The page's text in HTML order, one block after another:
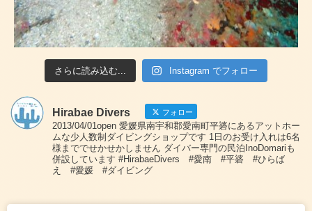
さらに読み込む... Instagram でフォロー
Hirabae Divers フォロー
2013/04/01open 愛媛県南宇和郡愛南町平碆にあるアットホー
ムな少人数制ダイビングショップです 1日のお受け入れは6名
様まででせかせかしません ダイバー専門の民泊InoDomariも
併設しています #HirabaeDivers #愛南 #平碆 #ひらば
え #愛媛 #ダイビング